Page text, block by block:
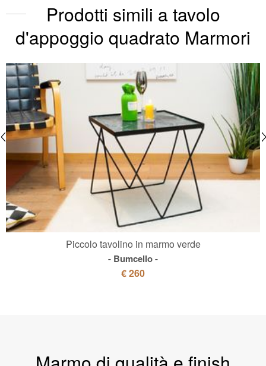
Prodotti simili a tavolo
d'appoggio quadrato Marmori
Piccolo tavolino in marmo verde
Bumcello
€ 260